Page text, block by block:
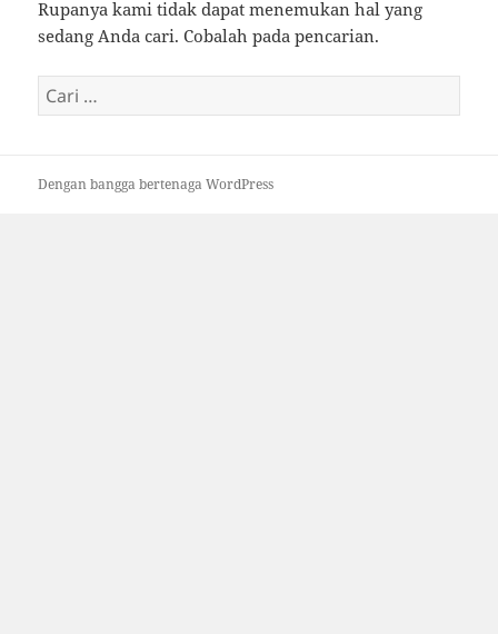
Rupanya kami tidak dapat menemukan hal yang
sedang Anda cari. Cobalah pada pencarian.
Cari
untuk:
Dengan bangga bertenaga WordPress